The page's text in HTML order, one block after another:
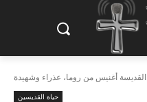
القديسة أغنيس من روما، عذراء وشهيدة
حياة القديسين